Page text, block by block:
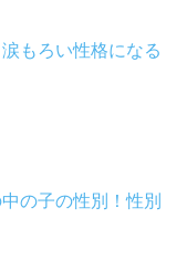
もろい性格になる
の子の性別！性別